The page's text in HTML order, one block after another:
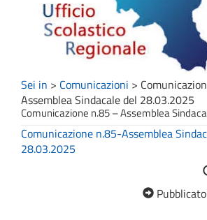
Sei in > Comunicazioni >
Assemblea Sindacale del 28.03.2025
Comunicazione n.85 – Assemblea
Comunicazione n.85-Assemblea
28.03.2025